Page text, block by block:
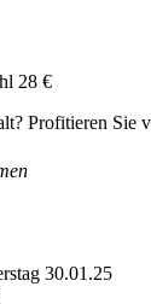
28 €
Profitieren Sie
30.01.25